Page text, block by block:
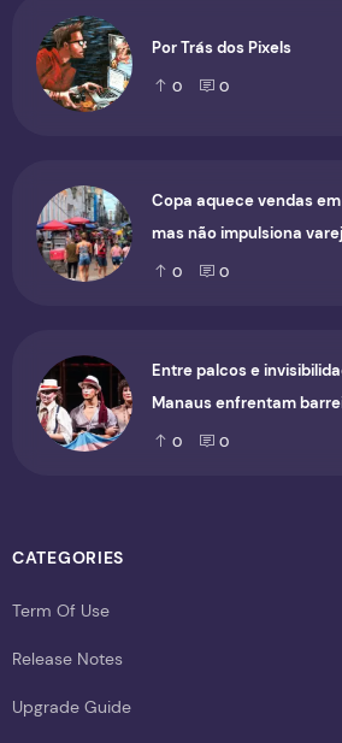
Por Trás dos Pixels
0 0
Copa aquece vendas
mas não impulsiona
0 0
Entre palcos e
Manaus enfrentam
cenário cultural
0 0
CATEGORIES
Term Of Use
Release Notes
Upgrade Guide